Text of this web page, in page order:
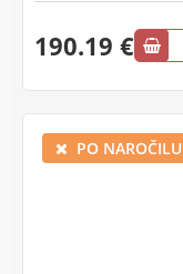
190.19 €
PO NAROČILU